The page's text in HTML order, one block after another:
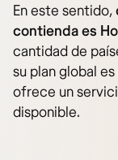
En este sentido,
contienda es
cantidad de
su plan global
ofrece un
disponible.